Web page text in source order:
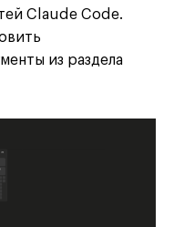
Claude Code.
из раздела